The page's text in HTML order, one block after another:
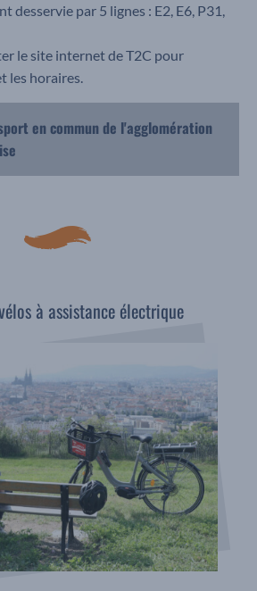
desservie par 5 lignes : E2, E6, P31,
le site internet de T2C pour
les horaires.
en commun de l'agglomération
à assistance électrique